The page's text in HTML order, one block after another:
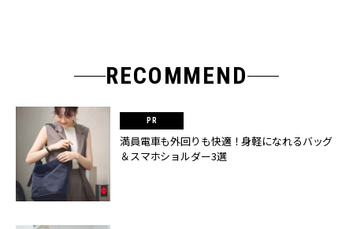
RECOMMEND
満員電車も外回りも快適！身軽になれるバッグ
＆スマホショルダー3選